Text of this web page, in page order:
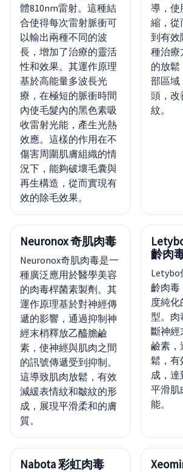
體810nm雷射。這種結
合使得每次雷射脈衝可
以輸出兩種不同的波
長，增加了治療的靈活
性和效果。其運作原理
基於高能量多波長光
療，在極短的脈衝時間
內使毛髮內的黑色素吸
收雷射光能，產生光熱
效應。這樣的作用在不
傷害周圍肌膚組織的情
況下，能夠破壞毛囊與
再生構造，從而實現有
效的除毛效果。
導，使
縮，從
到有效
種治療
的放鬆
部區域
頭，改
紋。
Neuronox 奇肌肉毒
Neuronox奇肌肉毒是一
種廣泛應用於醫學美容
的肉毒桿菌素製劑。其
運作原理基於對神經傳
遞的影響，通過抑制神
經末梢釋放乙醯膽鹼
素，使神經與肌肉之間
的訊號傳遞受到抑制。
這導致肌肉放鬆，有效
減緩表情紋和皺紋的形
成，展現平滑柔和的膚
質。
齡肉
Letybo
齡肉毒
度純化
型。肉
斷神經
鹼素，
鬆，有
成，達
平滑肌
能。
Nabota 彩虹肉毒